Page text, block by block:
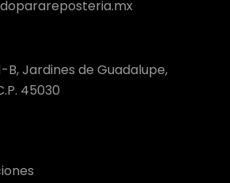
B, Jardines de Guadalupe,
45030